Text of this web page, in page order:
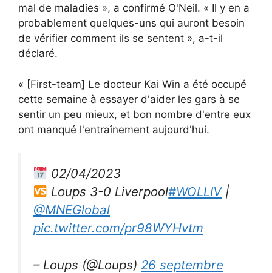
mal de maladies », a confirmé O'Neil. « Il y en a
probablement quelques-uns qui auront besoin
de vérifier comment ils se sentent », a-t-il
déclaré.
« [First-team] Le docteur Kai Win a été occupé
cette semaine à essayer d'aider les gars à se
sentir un peu mieux, et bon nombre d'entre eux
ont manqué l'entraînement aujourd'hui.
02/04/2023
Loups 3-0 Liverpool#WOLLIV|
@MNEGlobal
pic.twitter.com/pr98WYHvtm
– Loups (@Loups) 26 septembre